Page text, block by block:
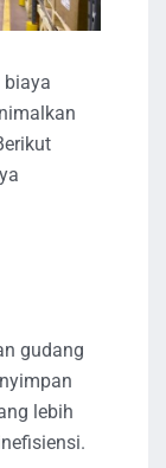
biaya
gudang
lebih